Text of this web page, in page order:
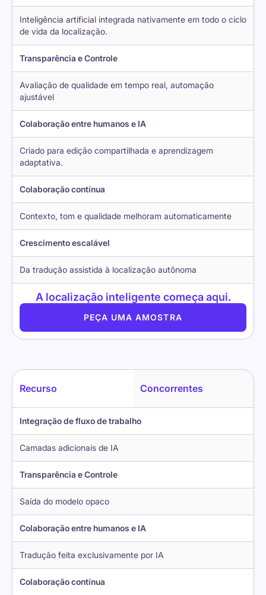
Inteligência artificial integrada nativamente em todo o ciclo
de vida da localização.
Transparência e Controle
Avaliação de qualidade em tempo real, automação
ajustável
Colaboração entre humanos e IA
Criado para edição compartilhada e aprendizagem
adaptativa.
Colaboração contínua
Contexto, tom e qualidade melhoram automaticamente
Crescimento escalável
Da tradução assistida à localização autônoma
A localização inteligente começa aqui.
PEÇA UMA AMOSTRA
Recurso Concorrentes
Integração de fluxo de trabalho
Camadas adicionais de IA
Transparência e Controle
Saída do modelo opaco
Colaboração entre humanos e IA
Tradução feita exclusivamente por IA
Colaboração contínua